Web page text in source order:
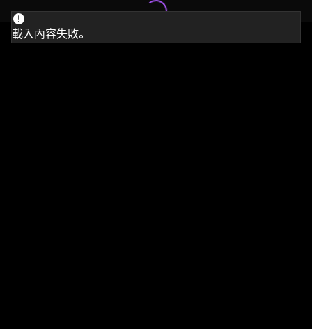
載入內容失敗。